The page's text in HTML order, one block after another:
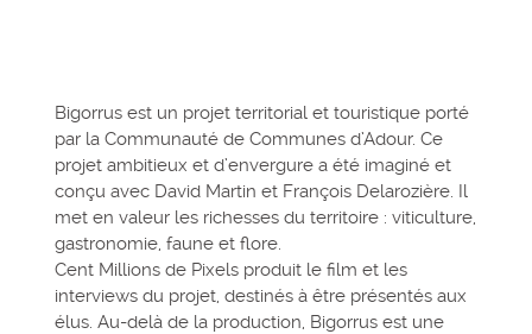
Bigorrus est un projet territorial et touristique porté
par la Communauté de Communes d’Adour. Ce
projet ambitieux et d’envergure a été imaginé et
conçu avec David Martin et François Delarozière. Il
met en valeur les richesses du territoire : viticulture,
gastronomie, faune et flore.
Cent Millions de Pixels produit le film et les
interviews du projet, destinés à être présentés aux
élus. Au-delà de la production, Bigorrus est une